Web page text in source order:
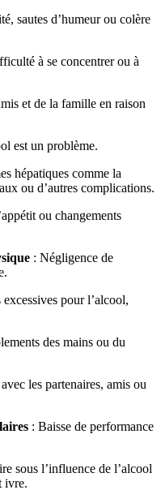
sautes d’humeur ou colère
à se concentrer ou à
et de la famille en raison
est un problème.
hépatiques comme la
ou d’autres complications.
ou changements
: Négligence de
excessives pour l’alcool,
des mains ou du
les partenaires, amis ou
: Baisse de performance
sous l’influence de l’alcool
ivre.